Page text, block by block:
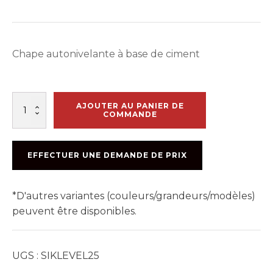
Chape autonivelante à base de ciment
SIKAFLOOR
25KG
AJOUTER AU PANIER DE
COMMANDE
EFFECTUER UNE DEMANDE DE PRIX
*D'autres variantes (couleurs/grandeurs/modèles)
peuvent être disponibles.
UGS : SIKLEVEL25